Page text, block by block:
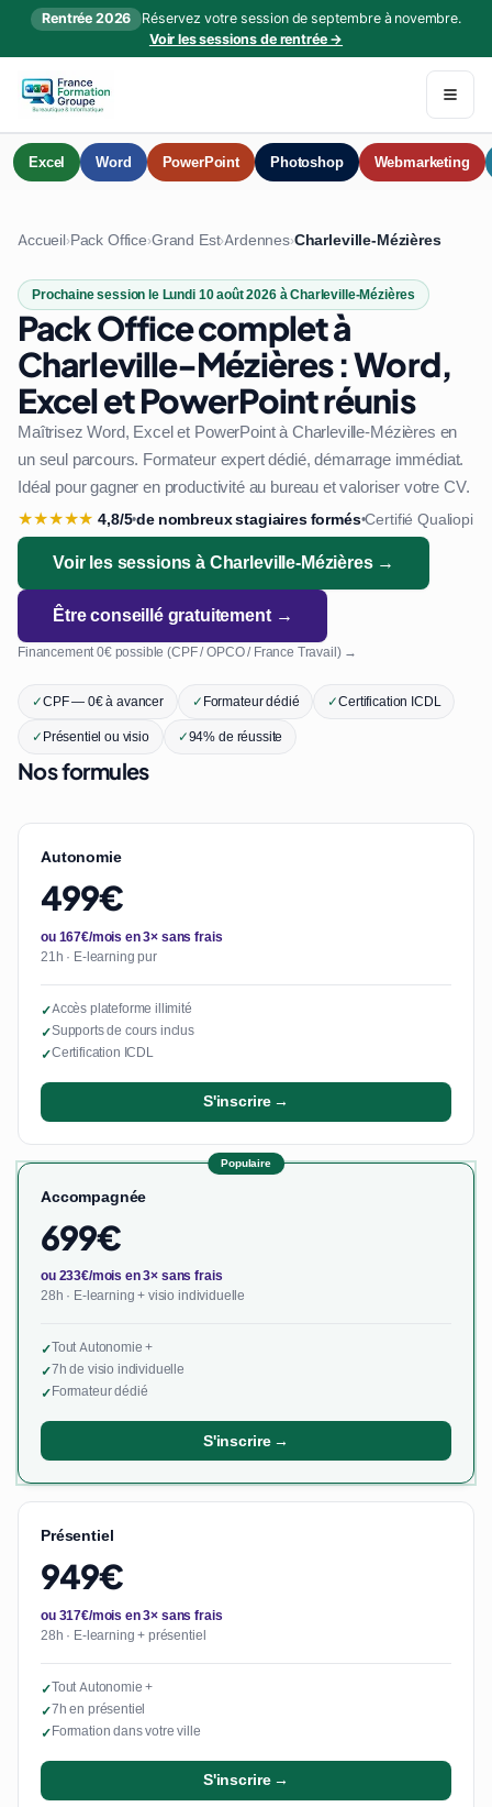
Rentrée 2026
Réservez votre session de septembre à novembre.
Voir les sessions de rentrée →
Excel Word PowerPoint Photoshop Webmarketing
Accueil›Pack Office›Grand Est›Ardennes›Charleville-Mézières
Prochaine session le Lundi 10 août 2026 à Charleville-Mézières
Pack Office complet à
Charleville-Mézières : Word,
Excel et PowerPoint réunis
Maîtrisez Word, Excel et PowerPoint à Charleville-Mézières en
un seul parcours. Formateur expert dédié, démarrage immédiat.
Idéal pour gagner en productivité au bureau et valoriser votre CV.
★★★★★ 4,8/5•de nombreux stagiaires formés•Certifié Qualiopi
Voir les sessions à Charleville-Mézières →
Être conseillé gratuitement →
Financement 0€ possible (CPF / OPCO / France Travail) →
✓CPF — 0€ à avancer ✓Formateur dédié ✓Certification ICDL
✓Présentiel ou visio ✓94% de réussite
Nos formules
Autonomie
499€
ou 167€/mois en 3× sans frais
21h · E-learning pur
✓Accès plateforme illimité
✓Supports de cours inclus
✓Certification ICDL
S'inscrire →
Populaire
Accompagnée
699€
ou 233€/mois en 3× sans frais
28h · E-learning + visio individuelle
✓Tout Autonomie +
✓7h de visio individuelle
✓Formateur dédié
S'inscrire →
Présentiel
949€
ou 317€/mois en 3× sans frais
28h · E-learning + présentiel
✓Tout Autonomie +
✓7h en présentiel
✓Formation dans votre ville
S'inscrire →